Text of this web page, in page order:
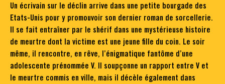
Un écrivain sur le déclin arrive dans une petite bourgade des
Etats-Unis pour y promouvoir son dernier roman de sorcellerie.
Il se fait entraîner par le shérif dans une mystérieuse histoire
de meurtre dont la victime est une jeune fille du coin. Le soir
même, il rencontre, en rêve, l’énigmatique fantôme d’une
adolescente prénommée V. Il soupçonne un rapport entre V et
le meurtre commis en ville, mais il décèle également dans